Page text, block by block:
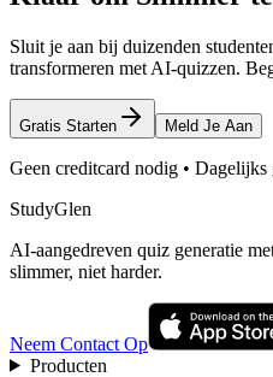
Sluit je aan bij duizenden
transformeren met AI-quizzen.
Gratis Starten Meld Je Aan
Geen creditcard nodig • Dagelijks
StudyGlen
AI-aangedreven quiz generatie
slimmer, niet harder.
Neem Contact Op
Producten